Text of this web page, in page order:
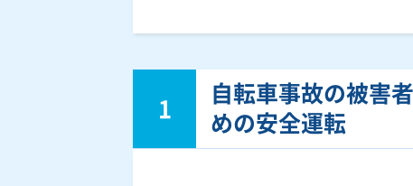
1
自転車事故の被害
めの安全運転